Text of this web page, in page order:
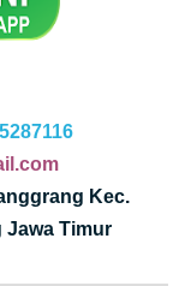
Kec.
Jawa Timur